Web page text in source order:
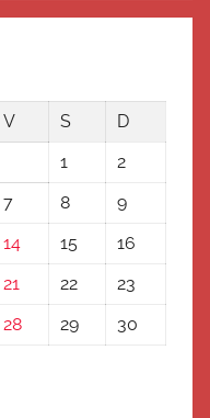
V S
D
1
2
7 8
9
14 15
16
21 22
23
28 29 30